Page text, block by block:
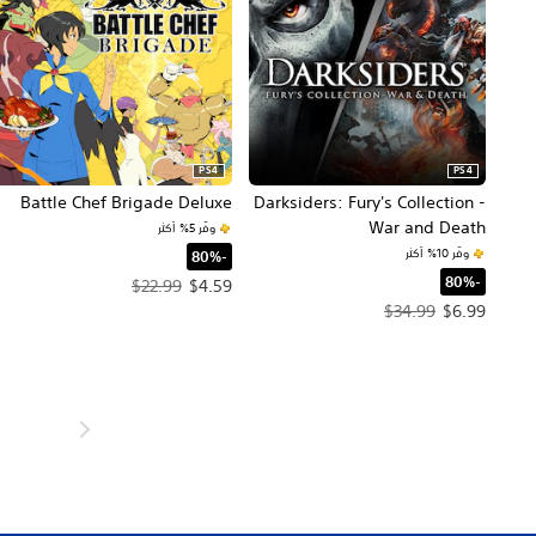
Darksiders: Fury's Collection -
War and Death
PS4
وفّر 10% أكثر
‏-80%‏
$6.99
سعر العرض $6.99‏. السعر الأصلي، $34.99‏.
$34.99
Battle Chef Brigade Deluxe
PS4
وفّر 5% أكثر
‏-80%‏
$4.59
سعر العرض $4.59‏. السعر الأصلي، $22.99‏.
$22.99